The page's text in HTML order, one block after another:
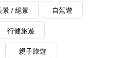
景 / 絕景 自駕遊
行健旅遊
親子旅遊